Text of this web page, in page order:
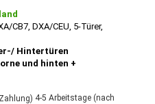
CB7, DXA/CEU, 5-Türer,
Hintertüren
und hinten +
4-5 Arbeitstage (nach